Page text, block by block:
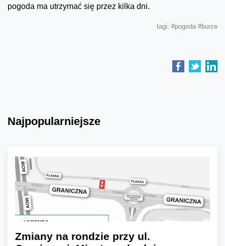
pogoda ma utrzymać się przez kilka dni.
tagi: #pogoda #burze
Najpopularniejsze
Zmiany na rondzie przy ul.